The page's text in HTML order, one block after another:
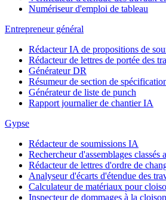
Numériseur d'emploi de tableau
Entrepreneur général
Rédacteur IA de propositions de
Rédacteur de lettres de portée des
Générateur DR
Résumeur de section de
Générateur de liste de punch
Rapport journalier de chantier IA
Gypse
Rédacteur de soumissions IA
Rechercheur d'assemblages classés
Rédacteur de lettres d'ordre de
Analyseur d'écarts d'étendue des
Calculateur de matériaux pour
Inspecteur de dommages à la